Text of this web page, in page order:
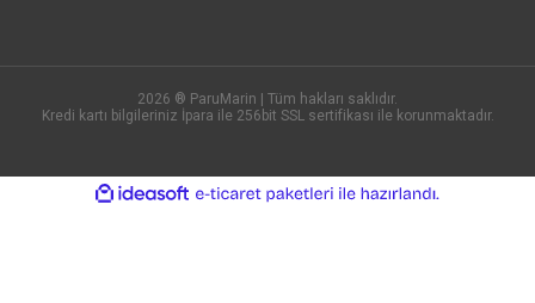
2026 ® ParuMarin | Tüm hakları saklıdır.
Kredi kartı bilgileriniz İpara ile 256bit SSL sertifikası ile korunmaktadır.
ideasoft
e-